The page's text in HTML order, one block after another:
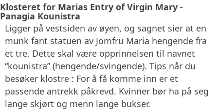
Klosteret for Marias Entry of Virgin Mary -
Panagia Kounistra
Ligger på vestsiden av øyen, og sagnet sier at en
munk fant statuen av Jomfru Maria hengende fra
et tre. Dette skal være opprinnelsen til navnet
“kounistra” (hengende/svingende). Tips når du
besøker klostre : For å få komme inn er et
passende antrekk påkrevd. Kvinner bør ha på seg
lange skjørt og menn lange bukser.